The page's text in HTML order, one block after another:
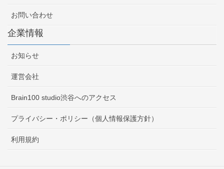
お問い合わせ
企業情報
お知らせ
運営会社
Brain100 studio渋谷へのアクセス
プライバシー・ポリシー（個人情報保護方針）
利用規約